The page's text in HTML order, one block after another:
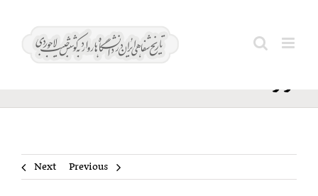
سنجابی،
نوار ۱
Previous
Next